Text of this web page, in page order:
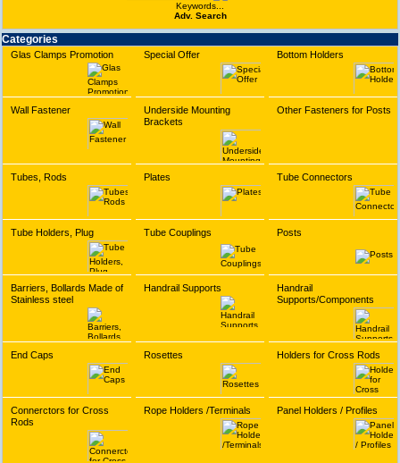
Keywords...
Adv. Search
Categories
Glas Clamps Promotion Special Offer Bottom Holders
Wall Fastener
Underside Mounting
Brackets
Other Fasteners for Posts
Tubes, Rods Plates Tube Connectors
Tube Holders, Plug Tube Couplings Posts
Barriers, Bollards Made of
Stainless steel
Handrail Supports
Handrail
Supports/Components
End Caps Rosettes Holders for Cross Rods
Connerctors for Cross
Rods
Rope Holders /Terminals Panel Holders / Profiles